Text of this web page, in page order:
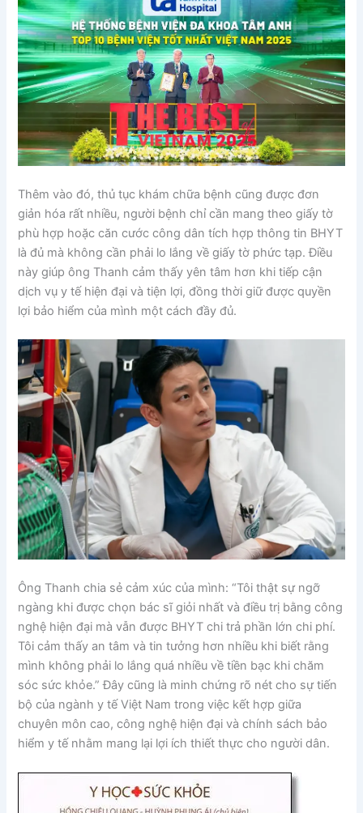
Thêm vào đó, thủ tục khám chữa bệnh cũng được đơn
giản hóa rất nhiều, người bệnh chỉ cần mang theo giấy tờ
phù hợp hoặc căn cước công dân tích hợp thông tin BHYT
là đủ mà không cần phải lo lắng về giấy tờ phức tạp. Điều
này giúp ông Thanh cảm thấy yên tâm hơn khi tiếp cận
dịch vụ y tế hiện đại và tiện lợi, đồng thời giữ được quyền
lợi bảo hiểm của mình một cách đầy đủ.
Ông Thanh chia sẻ cảm xúc của mình: “Tôi thật sự ngỡ
ngàng khi được chọn bác sĩ giỏi nhất và điều trị bằng công
nghệ hiện đại mà vẫn được BHYT chi trả phần lớn chi phí.
Tôi cảm thấy an tâm và tin tưởng hơn nhiều khi biết rằng
mình không phải lo lắng quá nhiều về tiền bạc khi chăm
sóc sức khỏe.” Đây cũng là minh chứng rõ nét cho sự tiến
bộ của ngành y tế Việt Nam trong việc kết hợp giữa
chuyên môn cao, công nghệ hiện đại và chính sách bảo
hiểm y tế nhằm mang lại lợi ích thiết thực cho người dân.